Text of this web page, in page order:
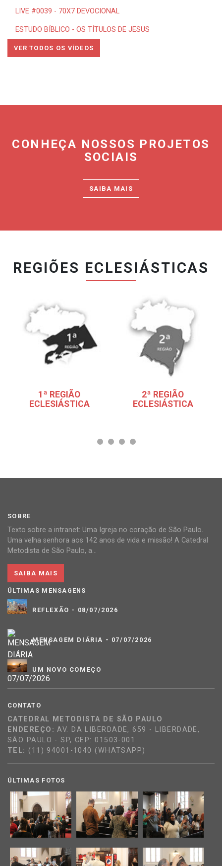
LIVE #0039 - 70X7 DEVOCIONAL
ESTUDO BÍBLICO - OS TÍTULOS DE JESUS
VER TODOS OS VÍDEOS
CONHEÇA NOSSOS PROJETOS
SOCIAIS
SAIBA MAIS
REGIÕES ECLESIÁSTICAS
1ª REGIÃO
ECLESIÁSTICA
2ª REGIÃO
ECLESIÁSTICA
SOBRE
Texto sobre a intranet: Uma Igreja no coração de São Paulo.
Uma velha senhora aos 142 anos de vida e missão! A Catedral
Metodista de São Paulo, a...
SAIBA MAIS
ÚLTIMAS MENSAGENS
REFLEXÃO - 08/07/2026
MENSAGEM DIÁRIA - 07/07/2026
UM NOVO COMEÇO
CONTATO
CATEDRAL METODISTA DE SÃO PAULO
ENDEREÇO:AV. DA LIBERDADE, 659 - LIBERDADE,
SÃO PAULO - SP, CEP: 01503-001
TEL: (11) 94001-1040 (WHATSAPP)
ÚLTIMAS FOTOS